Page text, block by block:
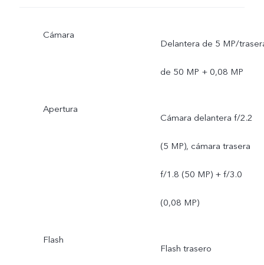
Cámara
Delantera de 5 MP/
de 50 MP + 0,08 MP
Apertura
Cámara delantera f/2.2
(5 MP), cámara trasera
f/1.8 (50 MP) + f/3.0
(0,08 MP)
Flash
Flash trasero